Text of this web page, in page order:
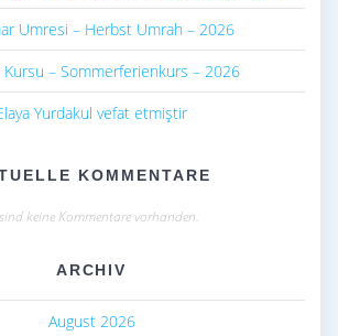
Umresi – Herbst Umrah – 2026
Kursu – Sommerferienkurs – 2026
Yurdakul vefat etmiştir
KOMMENTARE
keine Kommentare vorhanden.
ARCHIV
August 2026